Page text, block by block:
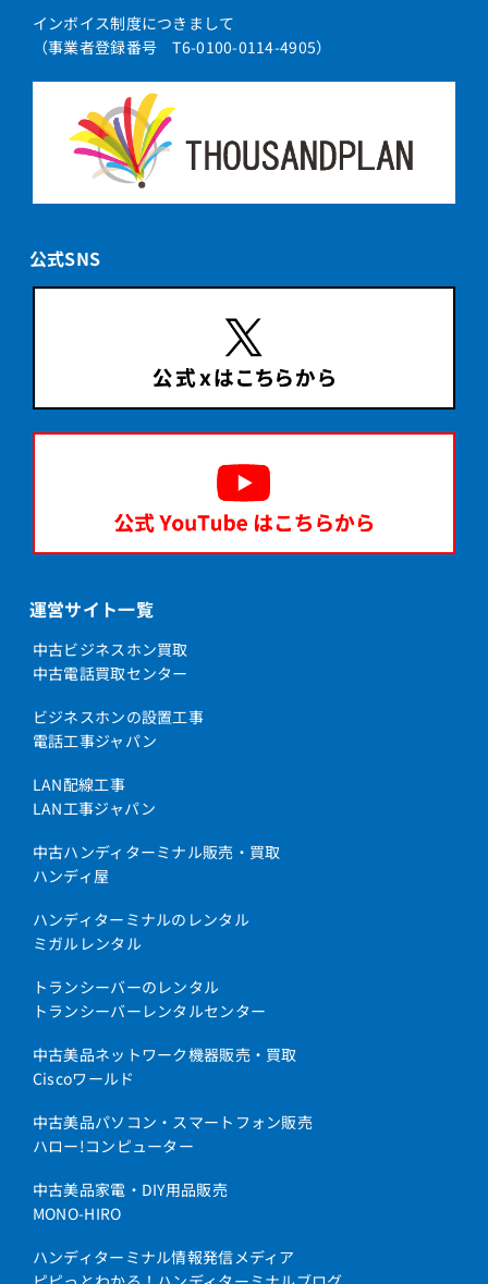
インボイス制度につきまして
（事業者登録番号 T6-0100-0114-4905）
公式SNS
運営サイト一覧
中古ビジネスホン買取
中古電話買取センター
ビジネスホンの設置工事
電話工事ジャパン
LAN配線工事
LAN工事ジャパン
中古ハンディターミナル販売・買取
ハンディ屋
ハンディターミナルのレンタル
ミガルレンタル
トランシーバーのレンタル
トランシーバーレンタルセンター
中古美品ネットワーク機器販売・買取
Ciscoワールド
中古美品パソコン・スマートフォン販売
ハロー!コンピューター
中古美品家電・DIY用品販売
MONO-HIRO
ハンディターミナル情報発信メディア